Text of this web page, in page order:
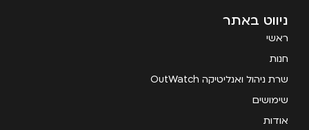
ניווט באתר
ראשי
חנות
שרת ניהול ואנליטיקה OutWatch
שימושים
אודות